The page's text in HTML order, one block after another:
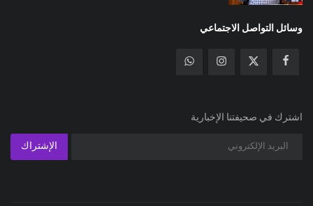
وسائل التواصل الاجتماعي
اشترك في صحيفتنا الإخبارية
الإشتراك